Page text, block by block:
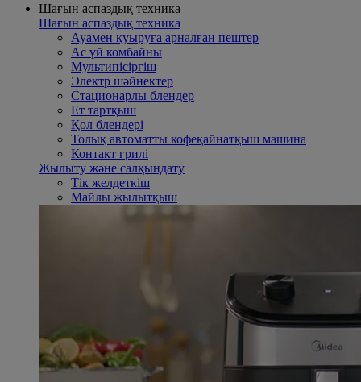
Шағын аспаздық техника
Шағын аспаздық техника
Ауамен қуыруға арналған пештер
Ас үй комбайны
Mультипісіргіш
Электр шәйнектер
Стационарлы блендер
Ет тартқыш
Қол блендері
Толық автоматты кофеқайнатқыш машина
Контакт грилі
Жылыту және салқындату
Тік желдеткіш
Майлы жылытқыш